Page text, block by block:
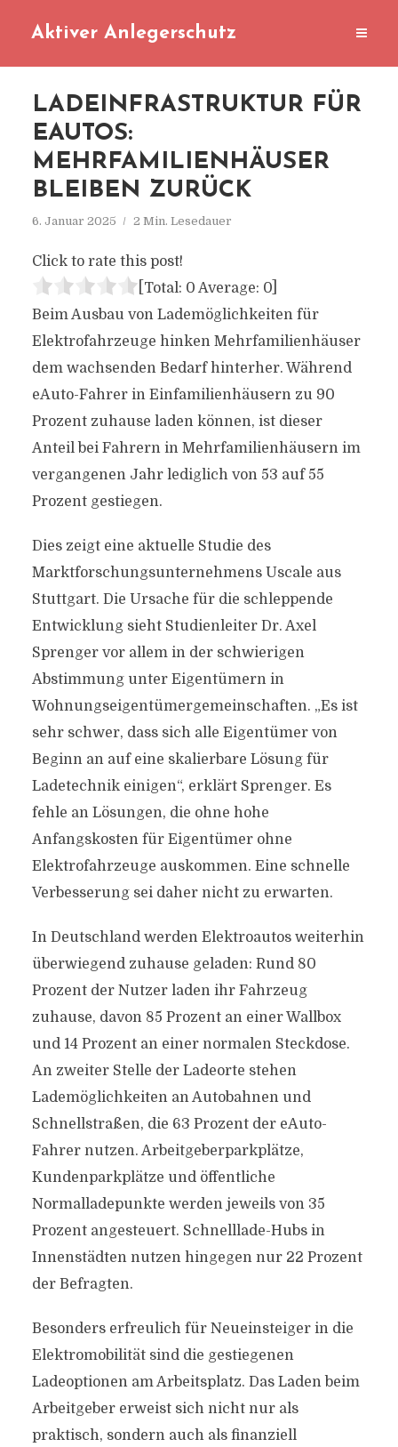
Aktiver Anlegerschutz
LADEINFRASTRUKTUR FÜR
EAUTOS:
MEHRFAMILIENHÄUSER
BLEIBEN ZURÜCK
6. Januar 2025 2 Min. Lesedauer
Click to rate this post!
[Total: 0 Average: 0]
Beim Ausbau von Lademöglichkeiten für
Elektrofahrzeuge hinken Mehrfamilienhäuser
dem wachsenden Bedarf hinterher. Während
eAuto-Fahrer in Einfamilienhäusern zu 90
Prozent zuhause laden können, ist dieser
Anteil bei Fahrern in Mehrfamilienhäusern im
vergangenen Jahr lediglich von 53 auf 55
Prozent gestiegen.
Dies zeigt eine aktuelle Studie des
Marktforschungsunternehmens Uscale aus
Stuttgart. Die Ursache für die schleppende
Entwicklung sieht Studienleiter Dr. Axel
Sprenger vor allem in der schwierigen
Abstimmung unter Eigentümern in
Wohnungseigentümergemeinschaften. „Es ist
sehr schwer, dass sich alle Eigentümer von
Beginn an auf eine skalierbare Lösung für
Ladetechnik einigen“, erklärt Sprenger. Es
fehle an Lösungen, die ohne hohe
Anfangskosten für Eigentümer ohne
Elektrofahrzeuge auskommen. Eine schnelle
Verbesserung sei daher nicht zu erwarten.
In Deutschland werden Elektroautos weiterhin
überwiegend zuhause geladen: Rund 80
Prozent der Nutzer laden ihr Fahrzeug
zuhause, davon 85 Prozent an einer Wallbox
und 14 Prozent an einer normalen Steckdose.
An zweiter Stelle der Ladeorte stehen
Lademöglichkeiten an Autobahnen und
Schnellstraßen, die 63 Prozent der eAuto-
Fahrer nutzen. Arbeitgeberparkplätze,
Kundenparkplätze und öffentliche
Normalladepunkte werden jeweils von 35
Prozent angesteuert. Schnelllade-Hubs in
Innenstädten nutzen hingegen nur 22 Prozent
der Befragten.
Besonders erfreulich für Neueinsteiger in die
Elektromobilität sind die gestiegenen
Ladeoptionen am Arbeitsplatz. Das Laden beim
Arbeitgeber erweist sich nicht nur als
praktisch, sondern auch als finanziell